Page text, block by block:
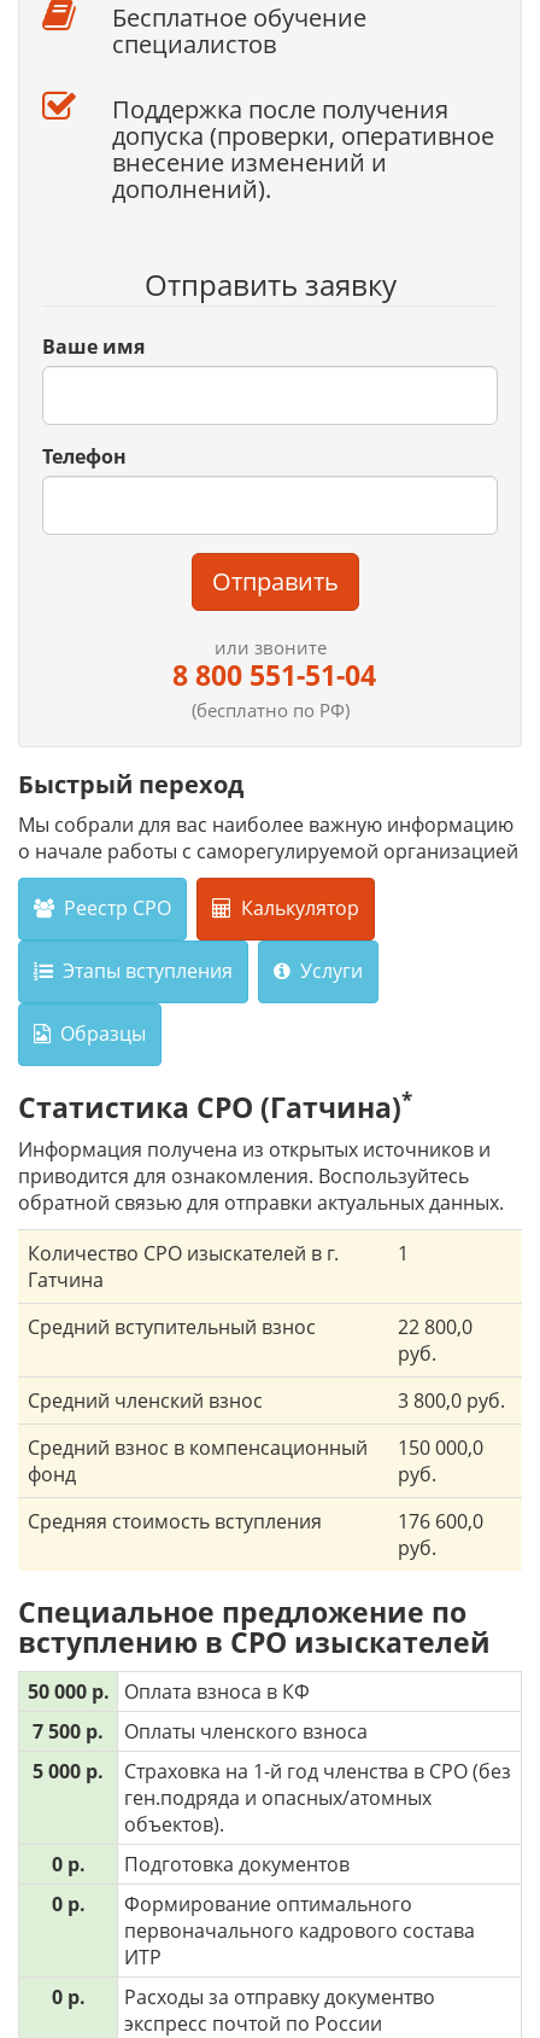
Бесплатное обучение
специалистов
Поддержка после получения
допуска (проверки, оперативное
внесение изменений и
дополнений).
Отправить заявку
Ваше имя
Телефон
Отправить
или звоните
8 800 551-51-04
(бесплатно по РФ)
Быстрый переход
Мы собрали для вас наиболее важную информацию
о начале работы с саморегулируемой организацией
Реестр СРО Калькулятор
Этапы вступления Услуги
Образцы
Статистика СРО (Гатчина)*
Информация получена из открытых источников и
приводится для ознакомления. Воспользуйтесь
обратной связью для отправки актуальных данных.
Количество СРО изыскателей в г.
Гатчина
1
Средний вступительный взнос
22 800,0
руб.
Средний членский взнос
3 800,0 руб.
Средний взнос в компенсационный
фонд
150 000,0
руб.
Средняя стоимость вступления
176 600,0
руб.
Специальное предложение по
вступлению в СРО изыскателей
50 000 р.
Оплата взноса в КФ
7 500 р.
Оплаты членского взноса
5 000 р.
Страховка на 1-й год членства в СРО (без
ген.подряда и опасных/атомных
объектов).
0 р.
Подготовка документов
0 р.
Формирование оптимального
первоначального кадрового состава
ИТР
0 р.
Расходы за отправку документво
экспресс почтой по России